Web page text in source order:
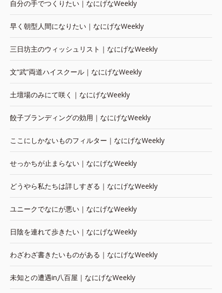
自分の手でつくりたい｜なにげなWeekly
早く朝型人間になりたい｜なにげなWeekly
三日坊主のウィッシュリスト｜なにげなWeekly
文“武”両道ハイスクール｜なにげなWeekly
土壇場のみにて咲く｜なにげなWeekly
餃子ブランディングの効用｜なにげなWeekly
ここにしかないものフィルター｜なにげなWeekly
せっかちが止まらない｜なにげなWeekly
どうやら私たちは詳しすぎる｜なにげなWeekly
ユニークでなにが悪い｜なにげなWeekly
日陰を連れて歩きたい｜なにげなWeekly
わざわざ書きたいものがある｜なにげなWeekly
未知との遭遇in八百屋｜なにげなWeekly